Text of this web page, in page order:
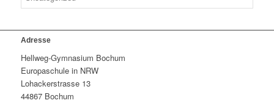
Adresse
Hellweg-Gymnasium Bochum
Europaschule in NRW
Lohackerstrasse 13
44867 Bochum